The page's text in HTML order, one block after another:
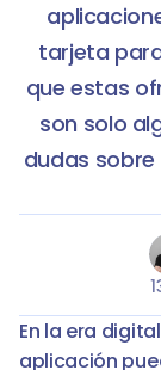
tarjeta
que estas
son solo
dudas sobre
En la era
aplicación